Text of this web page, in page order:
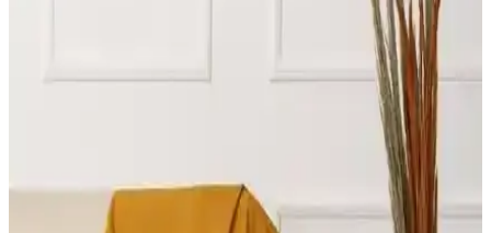
Karşılaştırması: Malzeme, Uyum ve Kullanıcı
İki popüler koltuk örtüsü markası Riselerhome ve Tuchmall'in
malzeme, uyum, temizlik ve kullanıcı memnuniyeti açısından detaylı
Koltuk Örtüsü Karşılaştırması: Viaden Asya ve Ella
Modellerinin Özellikleri ve Performansı